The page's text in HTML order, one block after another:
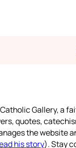
Gallery, a
quotes,
the website
his story). Stay